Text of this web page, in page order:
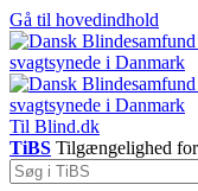
Gå til hovedindhold
Til Blind.dk
TiBS Tilgængelighed